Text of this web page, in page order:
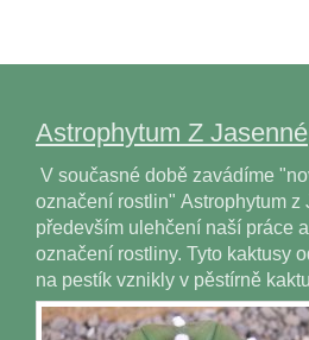
Astrophytum Z Jasenné
V současné době zavádíme
označení rostlin" Astrophytum z
především ulehčení naší práce
označení rostliny. Tyto kaktusy
na pestík vznikly v pěstírně